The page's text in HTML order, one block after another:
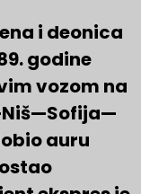
i deonica
godine
vozom na
auru